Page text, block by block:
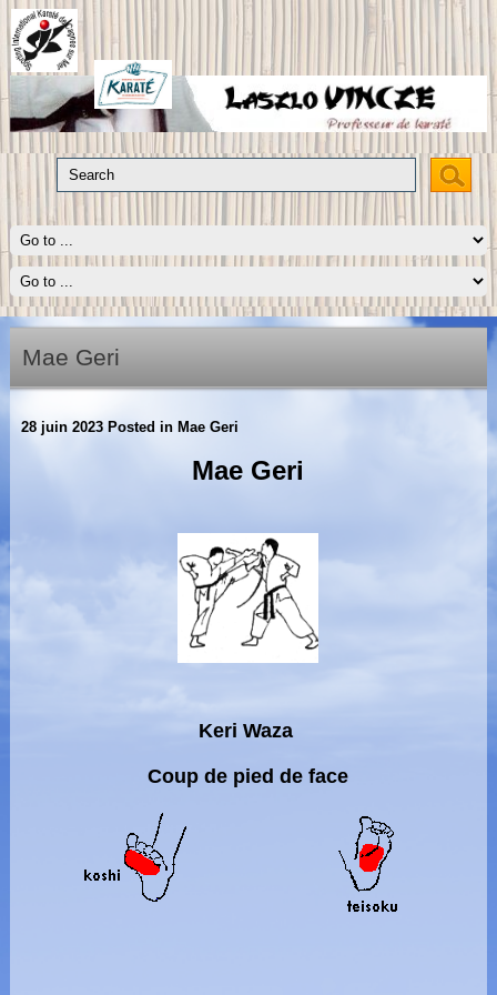
Mae Geri
28 juin 2023Posted in Mae Geri
Mae Geri
Keri Waza
Coup de pied de face